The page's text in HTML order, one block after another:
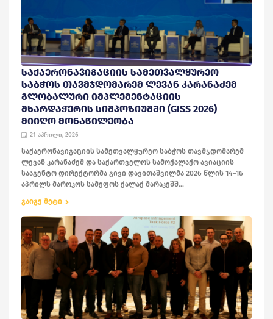
ᲡᲐᲥᲐᲔᲠᲝᲜᲐᲕᲘᲒᲐᲪᲘᲘᲡ ᲡᲐᲛᲔᲗᲕᲐᲚᲧᲣᲠᲔᲝ
ᲡᲐᲑᲭᲝᲡ ᲗᲐᲕᲛᲯᲓᲝᲛᲐᲠᲔᲛ ᲚᲔᲕᲐᲜ ᲙᲐᲠᲐᲜᲐᲫᲔᲛ
ᲒᲚᲝᲑᲐᲚᲣᲠᲘ ᲘᲛᲞᲚᲔᲛᲔᲜᲢᲐᲪᲘᲘᲡ
ᲛᲮᲐᲠᲓᲐᲭᲔᲠᲘᲡ ᲡᲘᲛᲞᲝᲖᲘᲣᲛᲨᲘ (GISS 2026)
ᲛᲘᲘᲦᲝ ᲛᲝᲜᲐᲬᲘᲚᲔᲝᲑᲐ
21 აპრილი, 2026
საქაერონავიგაციის სამეთვალყურეო საბჭოს თავმჯდომარემ
ლევან კარანაძემ და საქართველოს სამოქალაქო ავიაციის
სააგენტო დირექტორმა გივი დავითაშვილმა 2026 წლის 14–16
აპრილს მაროკოს სამეფოს ქალაქ მარაკეშშ...
გაიგე მეტი